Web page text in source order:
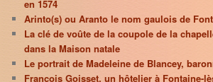
en 1574
Arinto(s) ou Aranto le nom gaulois de
La clé de voûte de la coupole de la
dans la Maison natale
Le portrait de Madeleine de Blancey,
François Goisset, un hôtelier à Fontaine-